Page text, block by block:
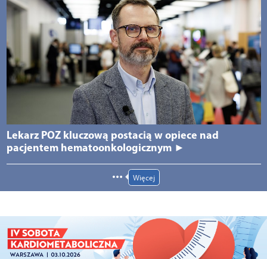
Lekarz POZ kluczową postacią w opiece nad
pacjentem hematoonkologicznym ►
Więcej